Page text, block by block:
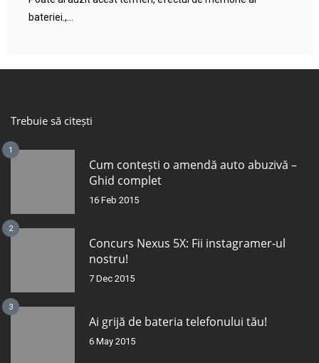
bateriei.,...
Trebuie să citești
1
Cum contești o amendă auto abuzivă –
Ghid complet
16 Feb 2015
2
Concurs Nexus 5X: Fii instagramer-ul
nostru!
7 Dec 2015
3
Ai grijă de bateria telefonului tău!
6 May 2015